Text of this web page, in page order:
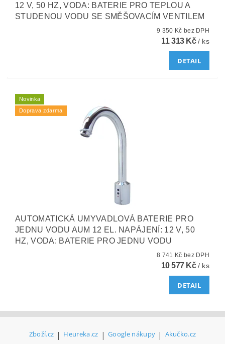
12 V, 50 HZ, VODA: BATERIE PRO TEPLOU A
STUDENOU VODU SE SMĚŠOVACÍM VENTILEM
9 350 Kč bez DPH
11 313 Kč/ ks
DETAIL
Novinka
Doprava zdarma
AUTOMATICKÁ UMYVADLOVÁ BATERIE PRO
JEDNU VODU AUM 12 EL. NAPÁJENÍ: 12 V, 50
HZ, VODA: BATERIE PRO JEDNU VODU
8 741 Kč bez DPH
10 577 Kč/ ks
DETAIL
Zboží.cz | Heureka.cz | Google nákupy | Akučko.cz